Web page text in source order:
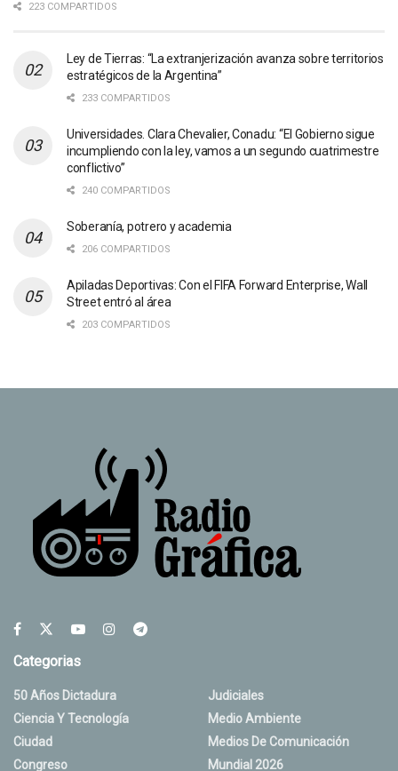
223 COMPARTIDOS
Ley de Tierras: “La extranjerización avanza sobre territorios
estratégicos de la Argentina”
233 COMPARTIDOS
Universidades. Clara Chevalier, Conadu: “El Gobierno sigue
incumpliendo con la ley, vamos a un segundo cuatrimestre
conflictivo”
240 COMPARTIDOS
Soberanía, potrero y academia
206 COMPARTIDOS
Apiladas Deportivas: Con el FIFA Forward Enterprise, Wall
Street entró al área
203 COMPARTIDOS
Categorias
50 Años Dictadura
Ciencia Y Tecnología
Ciudad
Congreso
Judiciales
Medio Ambiente
Medios De Comunicación
Mundial 2026